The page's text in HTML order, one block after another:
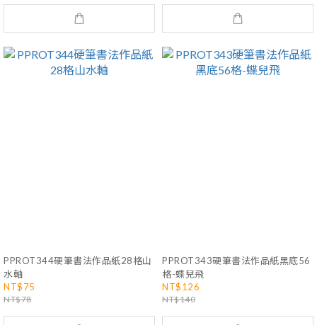
PPROT344硬筆書法作品紙28格山
水軸
NT$75
NT$78
PPROT343硬筆書法作品紙黑底56
格-蝶兒飛
NT$126
NT$140